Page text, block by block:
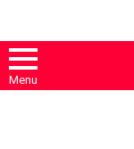
Menu